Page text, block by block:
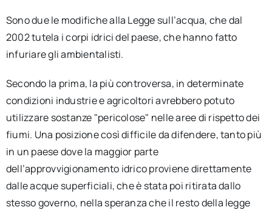
Sono due le modifiche alla Legge sull’acqua, che dal
2002 tutela i corpi idrici del paese, che hanno fatto
infuriare gli ambientalisti.
Secondo la prima, la più controversa, in determinate
condizioni industrie e agricoltori avrebbero potuto
utilizzare sostanze "pericolose" nelle aree di rispetto dei
fiumi. Una posizione così difficile da difendere, tanto più
in un paese dove la maggior parte
dell’approvvigionamento idrico proviene direttamente
dalle acque superficiali, che è stata poi ritirata dallo
stesso governo, nella speranza che il resto della legge